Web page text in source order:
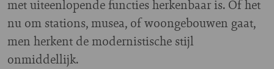
met uiteenlopende functies herkenbaar is. Of het
nu om stations, musea, of woongebouwen gaat,
men herkent de modernistische stijl
onmiddellijk.